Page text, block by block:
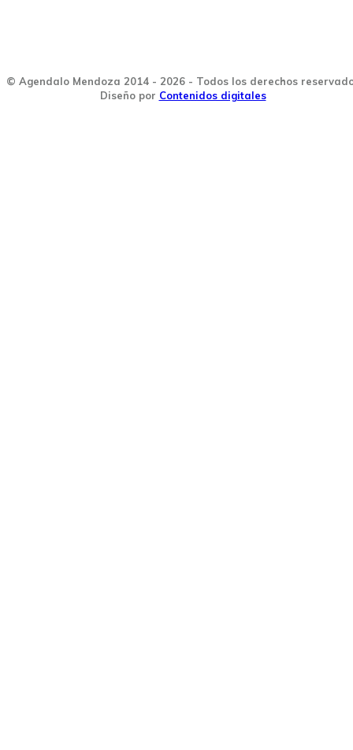
© Agendalo Mendoza 2014 - 2026 - Todos los derechos
Diseño por Contenidos digitales